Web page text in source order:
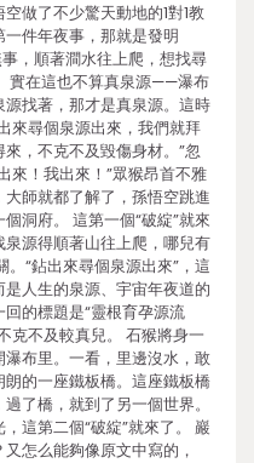
做了不少驚天動地的1對1教
件年夜事，那就是發明
，順著澗水往上爬，想找尋
實在這也不算真泉源——瀑布
找著，那才是真泉源。這時
來尋個泉源出來，我們就拜
，不克不及毀傷身材。”忽
來！我出來！”眾猴昂首不雅
師就都了解了，孫悟空跳進
洞府。 這第一個“破綻”就來
源得順著山往上爬，哪兒有
“鉆出來尋個泉源出來”，這
人生的泉源、宇宙年夜道的
的標題是“靈根育孕源流
克不及較真兒。 石猴將身一
布里。一看，里邊沒水，敢
的一座鐵板橋。這座鐵板橋
了橋，就到了另一個世界。
這第二個“破綻”就來了。 巖
怎么能夠像原文中寫的，